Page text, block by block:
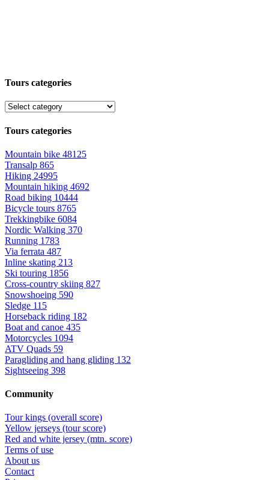
Tours categories
Tours categories
Mountain bike 48125
Transalp 865
Hiking 24995
Mountain hiking 4692
Road biking 10444
Bicycle tours 8765
Trekkingbike 6084
Nordic Walking 370
Running 1783
Via ferrata 487
Inline skating 213
Ski touring 1856
Cross-country skiing 827
Snowshoeing 590
Sledge 115
Horseback riding 182
Boat and canoe 435
Motorcycles 1094
ATV Quads 59
Paragliding and hang gliding 132
Sightseeing 398
Community
Tour kings (overall score)
Yellow jerseys (tour score)
Red and white jersey (mtn. score)
Terms of use
About us
Contact